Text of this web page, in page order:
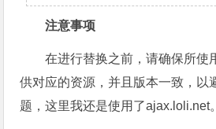
注意事项
在进行替换之前，请确保所使
供对应的资源，并且版本一致，以
题，这里我还是使用了ajax.loli.net。